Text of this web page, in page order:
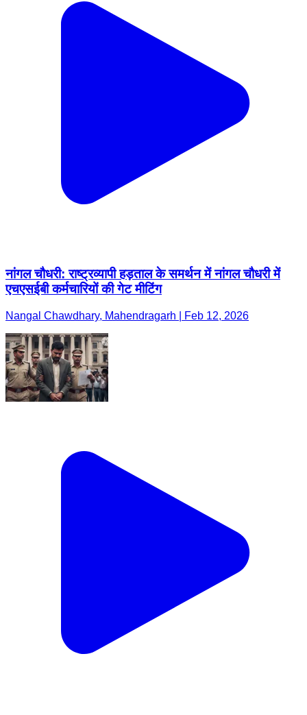
नांगल चौधरी: राष्ट्रव्यापी हड़ताल के समर्थन में नांगल चौधरी में
एचएसईबी कर्मचारियों की गेट मीटिंग
Nangal Chawdhary, Mahendragarh | Feb 12, 2026